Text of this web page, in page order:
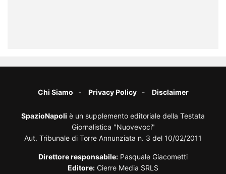
Chi Siamo Privacy Policy Disclaimer
SpazioNapoli è un supplemento editoriale della Testata
Giornalistica "Nuovevoci"
Aut. Tribunale di Torre Annunziata n. 3 del 10/02/2011
Direttore responsabile: Pasquale Giacometti
Editore: Cierre Media SRLS